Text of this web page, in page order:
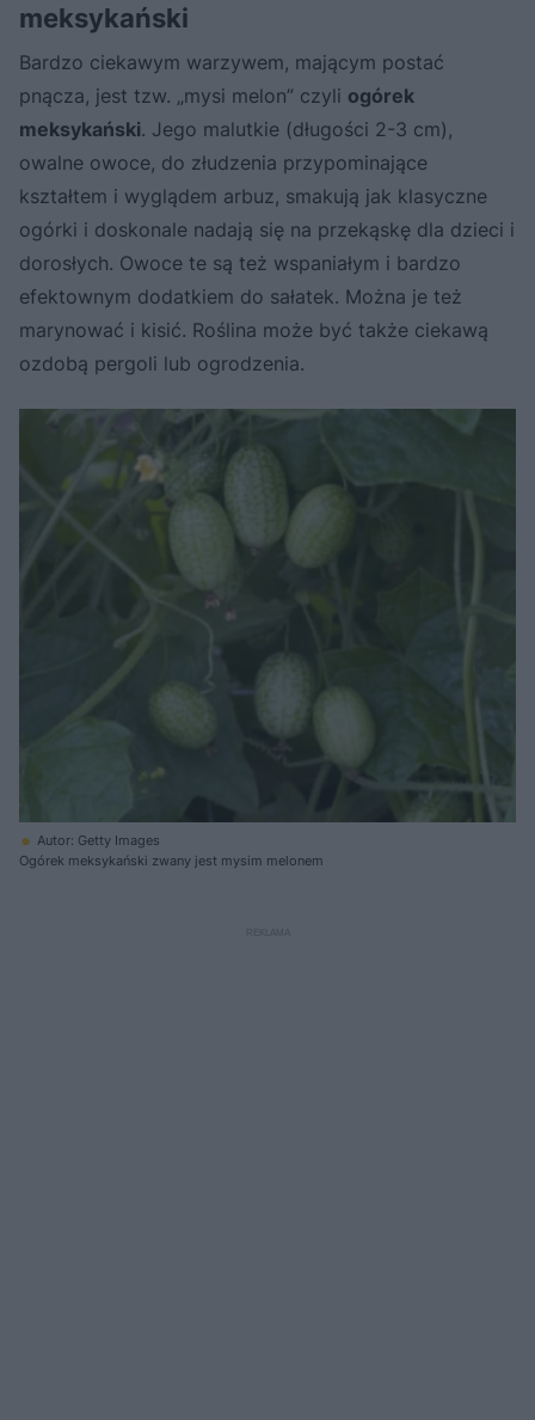
meksykański
Bardzo ciekawym warzywem, mającym postać
pnącza, jest tzw. „mysi melon” czyli ogórek
meksykański. Jego malutkie (długości 2-3 cm),
owalne owoce, do złudzenia przypominające
kształtem i wyglądem arbuz, smakują jak klasyczne
ogórki i doskonale nadają się na przekąskę dla dzieci i
dorosłych. Owoce te są też wspaniałym i bardzo
efektownym dodatkiem do sałatek. Można je też
marynować i kisić. Roślina może być także ciekawą
ozdobą pergoli lub ogrodzenia.
Autor: Getty Images
Ogórek meksykański zwany jest mysim melonem